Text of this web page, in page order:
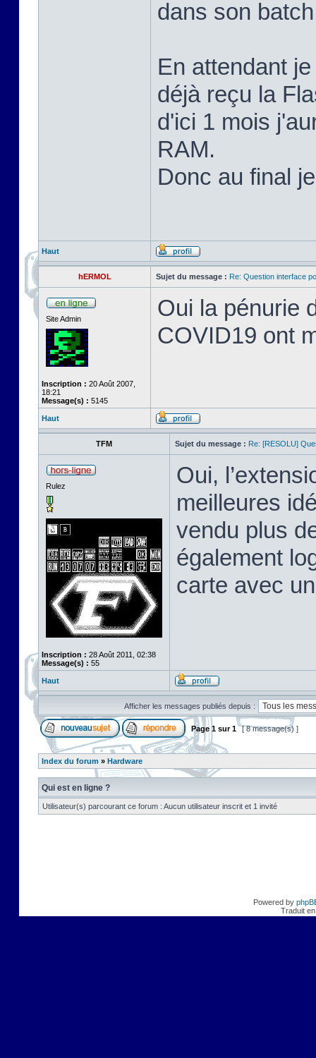
dans son
En attendant
déjà reçu la
d'ici 1 mois
RAM.
Donc au final
Haut
hERMOL Sujet du message : Re: Question interface
Site Admin
Inscription : 20 Août 2007,
18:21
Message(s) : 5145
Oui la pénurie
COVID19 ont
Haut
TFM Sujet du message : Re: [RESOLU]
Rulez
Inscription : 28 Août 2011, 02:38
Message(s) : 55
Oui,
meilleures
vendu plus
également
carte avec
Haut
Afficher les messages publiés depuis :
Page 1 sur1 [ 8 message(s) ]
Index du forum » Hardware
Qui est en ligne ?
Utilisateur(s) parcourant ce forum : Aucun utilisateur inscrit et 1 invité
Powered by
Traduit